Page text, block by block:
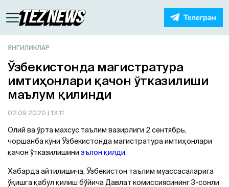
ЯНГИЛИКЛАР
Ўзбекистонда магистратура
имтиҳонлари қачон ўтказилиши
маълум қилинди
02.09.2020 | 13:11
Олий ва ўрта махсус таълим вазирлиги 2 сентябрь,
чоршанба куни Ўзбекистонда магистратура имтиҳонлари
қачон ўтказилишини эълон қилди.
Хабарда айтилишича, Ўзбекистон таълим муассасаларига
ўқишга қабул қилиш бўйича Давлат комиссиясининг 3-сонли